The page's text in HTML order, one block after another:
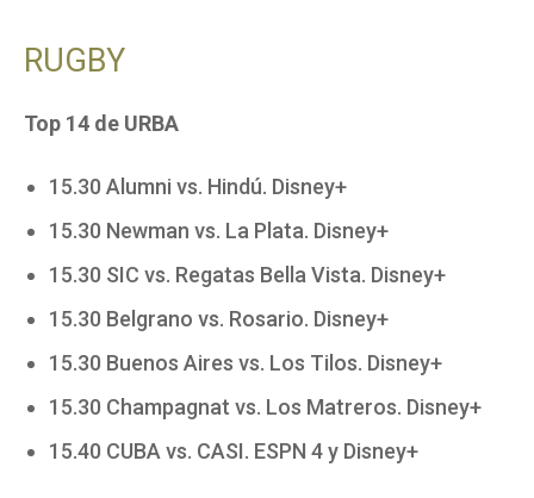
RUGBY
Top 14 de URBA
15.30 Alumni vs. Hindú. Disney+
15.30 Newman vs. La Plata. Disney+
15.30 SIC vs. Regatas Bella Vista. Disney+
15.30 Belgrano vs. Rosario. Disney+
15.30 Buenos Aires vs. Los Tilos. Disney+
15.30 Champagnat vs. Los Matreros. Disney+
15.40 CUBA vs. CASI. ESPN 4 y Disney+